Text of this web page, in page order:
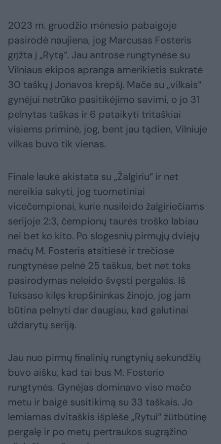
2023 m. gruodžio mėnesio pabaigoje
pasirodė naujiena, jog Marcusas Fosteris
grįžta į „Rytą“. Jau antrose rungtynėse su
Vilniaus ekipos apranga amerikietis sukratė
30 taškų į Jonavos krepšį. Mače su „vilkais“
gynėjui netrūko pasitikėjimo savimi, o jo 31
pelnytas taškas ir 6 pataikyti tritaškiai
visiems priminė, jog, bent jau tądien, Vilniuje
vilkas buvo tik vienas.
Finale laukė akistata su „Žalgiriu“ ir net
nereikia sakyti, jog tuometiniai
vicečempionai, kurie nusileido žalgiriečiams
serijoje 2:3, čempionų taurės troško labiau
nei bet ko kito. Po slogesnių pirmųjų dviejų
mačų M. Fosteris atsitiesė ir trečiose
rungtynėse pelnė 25 taškus, bet net toks
pasirodymas neleido švęsti pergalės. Iš
Teksaso kilęs krepšininkas žinojo, jog jam
būtina pelnyti dar daugiau, kad galutinai
uždarytų seriją.
Jau nuo pirmų finalinių rungtynių sekundžių
buvo aišku, kad tai bus M. Fosterio
rungtynės. Gynėjas dominavo viso mačo
metu ir baigė susitikimą su 33 taškais. Jo
lemiamas dvitaškis išplėšė „Rytui“ žūtbūtinę
pergalę ir po metų pertraukos sugrąžino